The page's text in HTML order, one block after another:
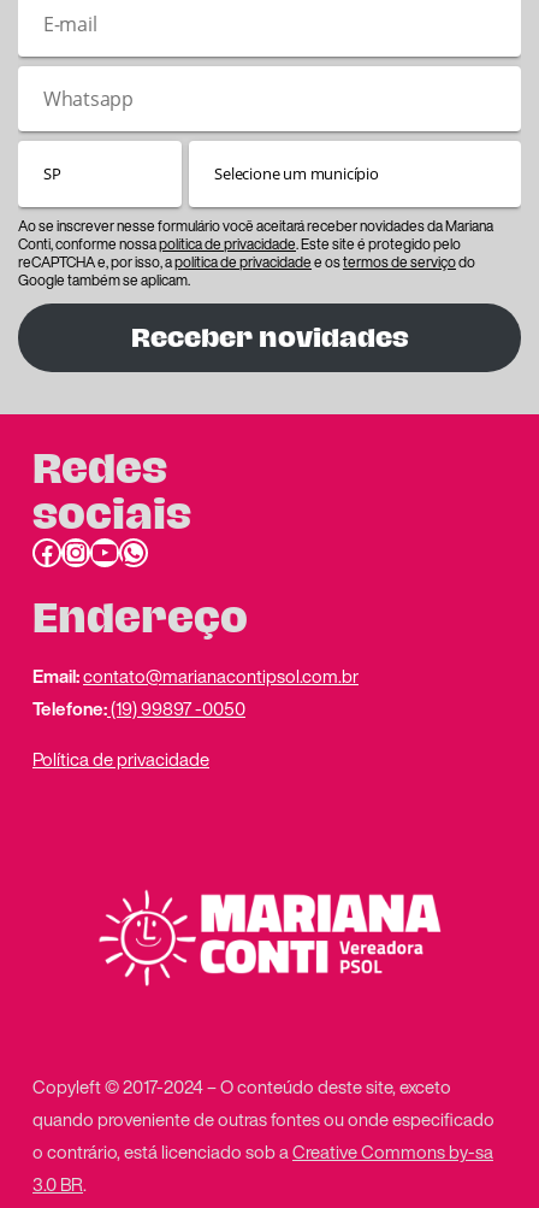
Ao se inscrever nesse formulário você aceitará receber novidades da Mariana
Conti, conforme nossapolítica de privacidade. Este site é protegido pelo
reCAPTCHA e, por isso, apolítica de privacidadee ostermos de serviçodo
Google também se aplicam.
Receber novidades
Redes
sociais
Facebook InstagramYoutube link do whatsapp
Endereço
Email:contato@marianacontipsol.com.br
Telefone:(19) 99897 -0050
Política de privacidade
Copyleft © 2017-2024 – O conteúdo deste site, exceto
quando proveniente de outras fontes ou onde especificado
o contrário, está licenciado sob aCreative Commons by-sa
3.0 BR.